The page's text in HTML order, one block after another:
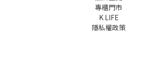
專櫃門市
K LIFE
隱私權政策